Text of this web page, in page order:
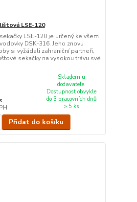
LSE-120
LSE-120 je určený ke všem
DSK-316. Jeho znovu
si vyžádali zahraniční partneři,
sekačky na vysokou trávu své
Skladem u
dodavatele.
Dostupnost obvykle
do 3 pracovních dnů
> 5 ks
Přidat do košíku